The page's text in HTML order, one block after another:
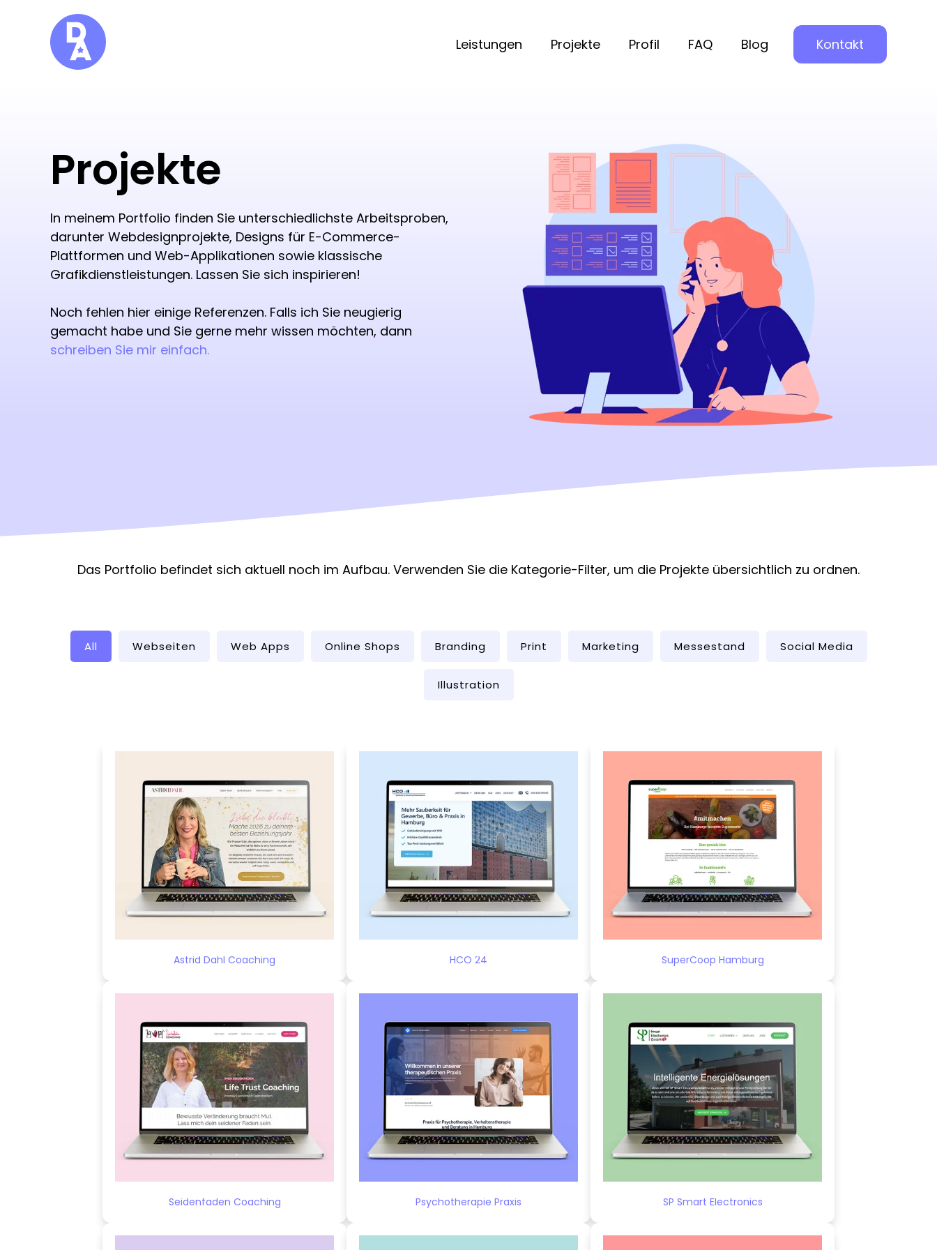
Leistungen Projekte Profil FAQ Blog Kontakt
Projekte
In meinem Portfolio finden Sie unterschiedlichste Arbeitsproben,
darunter Webdesignprojekte, Designs für E-Commerce-
Plattformen und Web-Applikationen sowie klassische
Grafikdienstleistungen. Lassen Sie sich inspirieren!
Noch fehlen hier einige Referenzen. Falls ich Sie neugierig
gemacht habe und Sie gerne mehr wissen möchten, dann
schreiben Sie mir einfach.
Das Portfolio befindet sich aktuell noch im Aufbau. Verwenden Sie die Kategorie-Filter, um die Projekte übersichtlich zu ordnen.
All Webseiten Web Apps Online Shops Branding Print Marketing Messestand Social Media
Illustration
Astrid Dahl Coaching HCO 24 SuperCoop Hamburg
Seidenfaden Coaching Psychotherapie Praxis SP Smart Electronics